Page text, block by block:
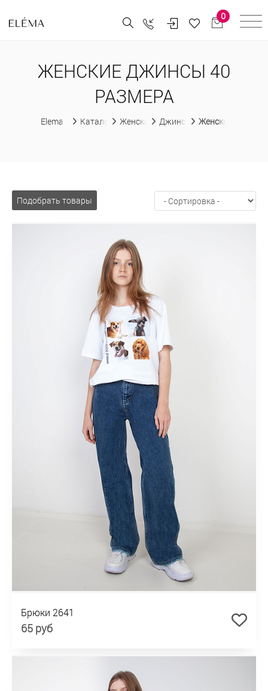
0
ЖЕНСКИЕ ДЖИНСЫ 40
РАЗМЕРА
Elema Каталог Женская одежда
Джинсы Женские джинсы
Подобрать товары
Брюки 2641
65 руб